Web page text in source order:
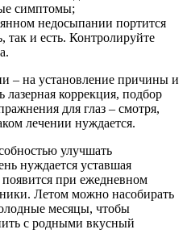
симптомы;
недосыпании портится
и есть. Контролируйте
– на установление причины и
коррекция, подбор
для глаз – смотря,
лечении нуждается.
улучшать
нуждается уставшая
при ежедневном
Летом можно насобирать
месяцы, чтобы
с родными вкусный